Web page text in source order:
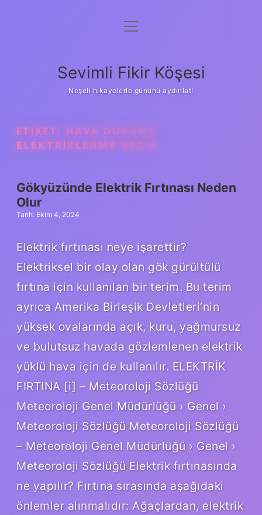
Anasayfa
Yasal Uyarı
menüyü
Sevimli Fikir Köşesi
Neşeli hikayelerle gününü aydınlat!
ETIKET: HAVA DURUMU
ELEKTRIKLENME NEDIR
Gökyüzünde Elektrik Fırtınası Neden
Olur
Tarih: Ekim 4, 2024
Elektrik fırtınası neye işarettir?
Elektriksel bir olay olan gök gürültülü
fırtına için kullanılan bir terim. Bu terim
ayrıca Amerika Birleşik Devletleri’nin
yüksek ovalarında açık, kuru, yağmursuz
ve bulutsuz havada gözlemlenen elektrik
yüklü hava için de kullanılır. ELEKTRİK
FIRTINA [i] – Meteoroloji Sözlüğü
Meteoroloji Genel Müdürlüğü › Genel ›
Meteoroloji Sözlüğü Meteoroloji Sözlüğü
– Meteoroloji Genel Müdürlüğü › Genel ›
Meteoroloji Sözlüğü Elektrik fırtınasında
ne yapılır? Fırtına sırasında aşağıdaki
önlemler alınmalıdır: Ağaçlardan, elektrik